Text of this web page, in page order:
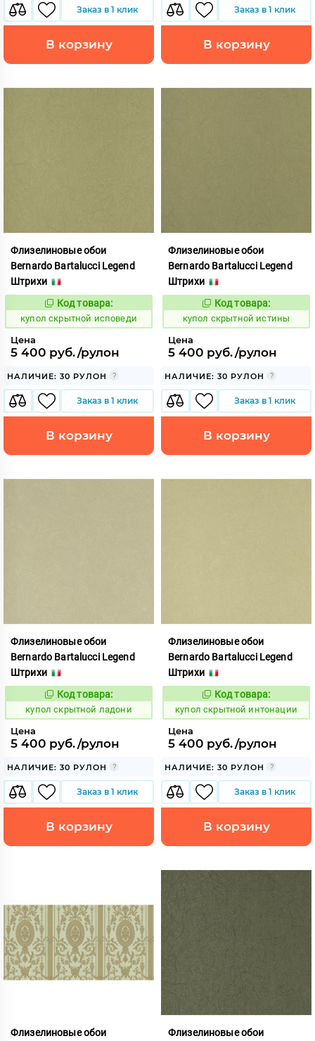
Заказ в 1 клик
В корзину
Заказ в 1 клик
В корзину
Флизелиновые обои
Bernardo Bartalucci Legend
Штрихи
Код:
855035
Код товара:
купол скрытной исповеди
Цена
5 400 руб./рулон
НАЛИЧИЕ: 30 РУЛОН
Заказ в 1 клик
В корзину
Флизелиновые обои
Bernardo Bartalucci Legend
Штрихи
Код:
855036
Код товара:
купол скрытной истины
Цена
5 400 руб./рулон
НАЛИЧИЕ: 30 РУЛОН
Заказ в 1 клик
В корзину
Флизелиновые обои
Bernardo Bartalucci Legend
Штрихи
Код:
855042
Код товара:
купол скрытной ладони
Цена
5 400 руб./рулон
НАЛИЧИЕ: 30 РУЛОН
Заказ в 1 клик
В корзину
Флизелиновые обои
Bernardo Bartalucci Legend
Штрихи
Код:
855033
Код товара:
купол скрытной интонации
Цена
5 400 руб./рулон
НАЛИЧИЕ: 30 РУЛОН
Заказ в 1 клик
В корзину
Флизелиновые обои
Флизелиновые обои